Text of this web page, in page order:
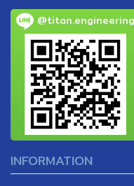
@titan.engineering
INFORMATION